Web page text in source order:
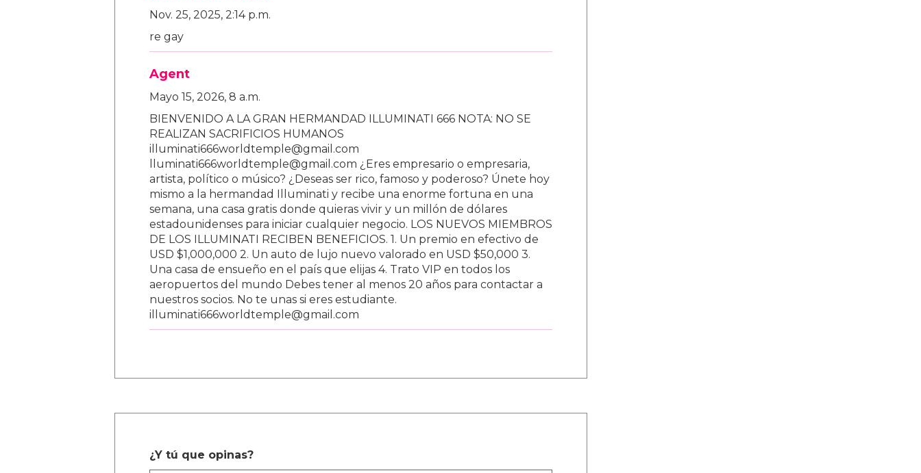
Arnulfo Rodallega
Nov. 25, 2025, 2:14 p.m.
re gay
Agent
Mayo 15, 2026, 8 a.m.
BIENVENIDO A LA GRAN HERMANDAD ILLUMINATI 666 NOTA: NO SE
REALIZAN SACRIFICIOS HUMANOS
illuminati666worldtemple@gmail.com
lluminati666worldtemple@gmail.com ¿Eres empresario o empresaria,
artista, político o músico? ¿Deseas ser rico, famoso y poderoso? Únete hoy
mismo a la hermandad Illuminati y recibe una enorme fortuna en una
semana, una casa gratis donde quieras vivir y un millón de dólares
estadounidenses para iniciar cualquier negocio. LOS NUEVOS MIEMBROS
DE LOS ILLUMINATI RECIBEN BENEFICIOS. 1. Un premio en efectivo de
USD $1,000,000 2. Un auto de lujo nuevo valorado en USD $50,000 3.
Una casa de ensueño en el país que elijas 4. Trato VIP en todos los
aeropuertos del mundo Debes tener al menos 20 años para contactar a
nuestros socios. No te unas si eres estudiante.
illuminati666worldtemple@gmail.com